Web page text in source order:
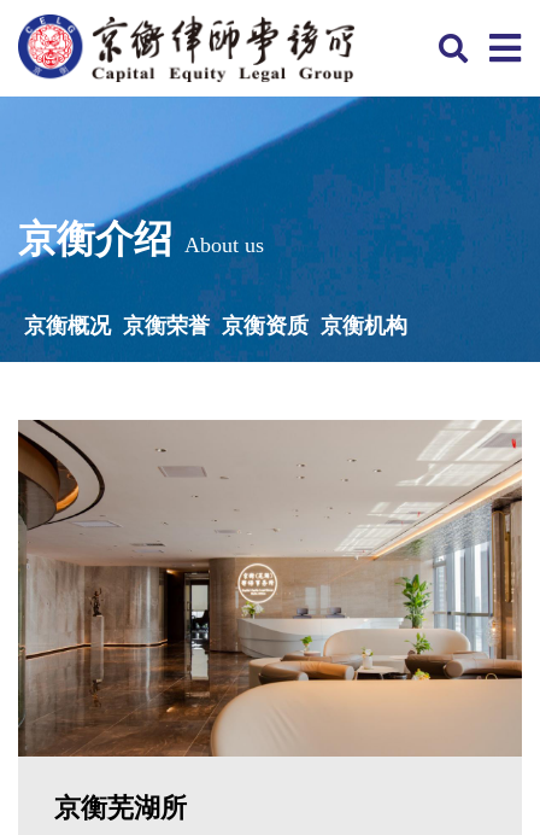
京衡介绍 About us
京衡概况 京衡荣誉 京衡资质 京衡机构
京衡芜湖所